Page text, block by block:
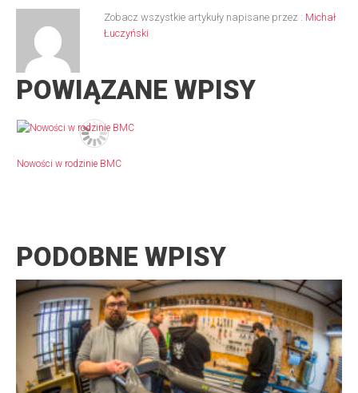
Zobacz wszystkie artykuły napisane przez : Michał
Łuczyński
POWIĄZANE WPISY
Nowości w rodzinie BMC
PODOBNE WPISY